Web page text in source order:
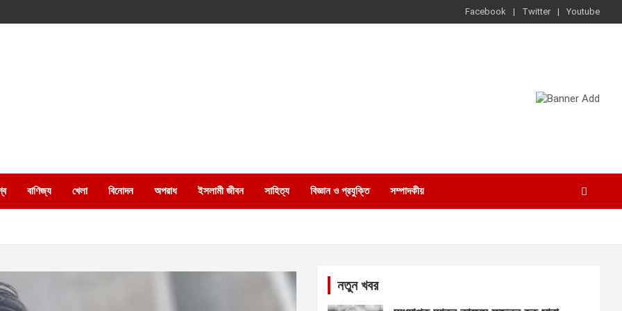
Facebook Twitter Youtube
বাণিজ্য খেলা বিনোদন অপরাধ ইসলামী জীবন সাহিত্য বিজ্ঞান ও প্রযুক্তি সম্পাদকীয়
নতুন খবর